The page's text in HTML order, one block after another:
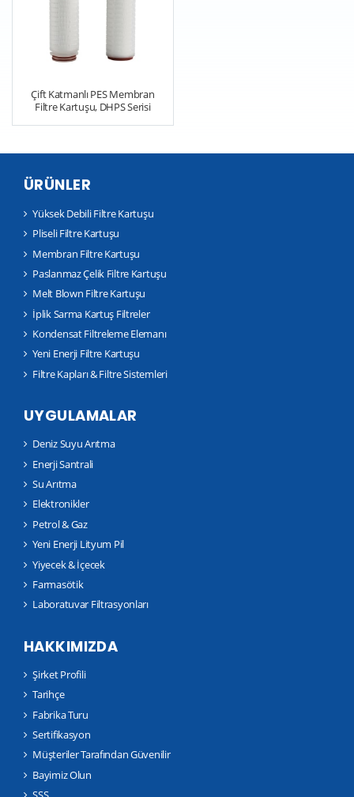
Çift Katmanlı PES Membran
Filtre Kartuşu, DHPS Serisi
ÜRÜNLER
Yüksek Debili Filtre Kartuşu
Pliseli Filtre Kartuşu
Membran Filtre Kartuşu
Paslanmaz Çelik Filtre Kartuşu
Melt Blown Filtre Kartuşu
İplik Sarma Kartuş Filtreler
Kondensat Filtreleme Elemanı
Yeni Enerji Filtre Kartuşu
Filtre Kapları & Filtre Sistemleri
UYGULAMALAR
Deniz Suyu Arıtma
Enerji Santrali
Su Arıtma
Elektronikler
Petrol & Gaz
Yeni Enerji Lityum Pil
Yiyecek & İçecek
Farmasötik
Laboratuvar Filtrasyonları
HAKKIMIZDA
Şirket Profili
Tarihçe
Fabrika Turu
Sertifikasyon
Müşteriler Tarafından Güvenilir
Bayimiz Olun